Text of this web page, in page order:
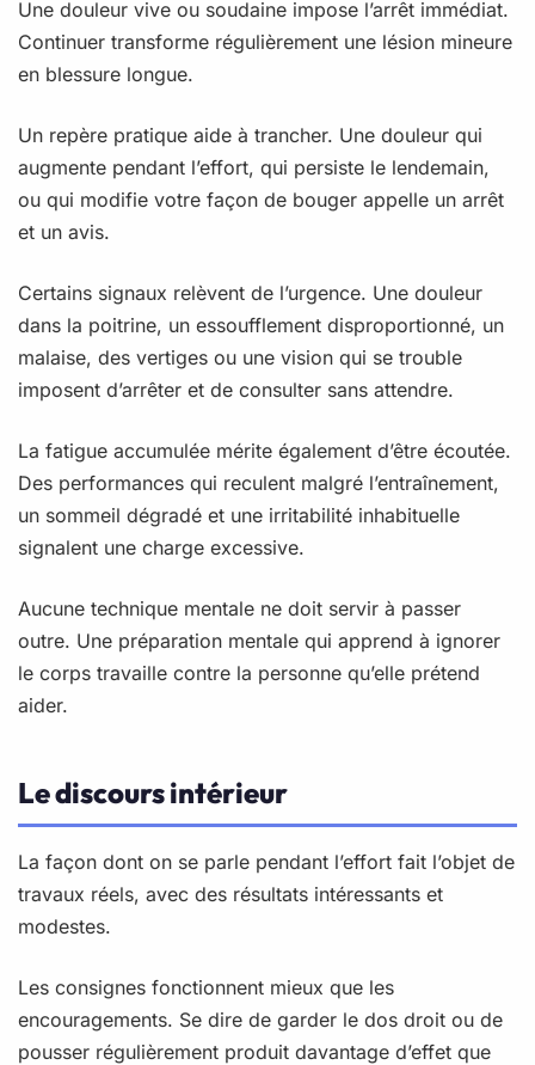
Une douleur vive ou soudaine impose l’arrêt immédiat.
Continuer transforme régulièrement une lésion mineure
en blessure longue.
Un repère pratique aide à trancher. Une douleur qui
augmente pendant l’effort, qui persiste le lendemain,
ou qui modifie votre façon de bouger appelle un arrêt
et un avis.
Certains signaux relèvent de l’urgence. Une douleur
dans la poitrine, un essoufflement disproportionné, un
malaise, des vertiges ou une vision qui se trouble
imposent d’arrêter et de consulter sans attendre.
La fatigue accumulée mérite également d’être écoutée.
Des performances qui reculent malgré l’entraînement,
un sommeil dégradé et une irritabilité inhabituelle
signalent une charge excessive.
Aucune technique mentale ne doit servir à passer
outre. Une préparation mentale qui apprend à ignorer
le corps travaille contre la personne qu’elle prétend
aider.
Le discours intérieur
La façon dont on se parle pendant l’effort fait l’objet de
travaux réels, avec des résultats intéressants et
modestes.
Les consignes fonctionnent mieux que les
encouragements. Se dire de garder le dos droit ou de
pousser régulièrement produit davantage d’effet que